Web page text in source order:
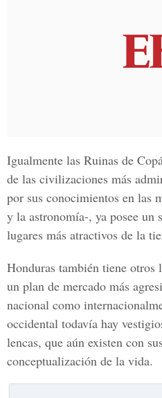
Igualmente las Ruinas de
de las civilizaciones más
por sus conocimientos en las
y la astronomía-, ya posee
lugares más atractivos de la
Honduras también tiene otros
un plan de mercado más
nacional como
occidental todavía hay
lencas, que aún existen con
conceptualización de la vida.